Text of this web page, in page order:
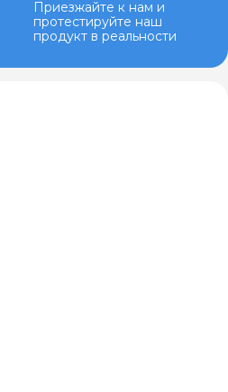
Приезжайте к нам и
протестируйте наш
продукт в реальности